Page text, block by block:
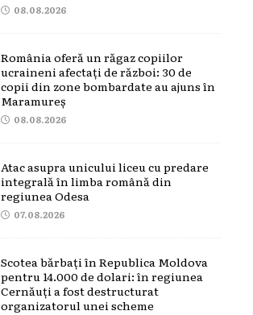
08.08.2026
România oferă un răgaz copiilor
ucraineni afectați de război: 30 de
copii din zone bombardate au ajuns în
Maramureș
08.08.2026
Atac asupra unicului liceu cu predare
integrală în limba română din
regiunea Odesa
07.08.2026
Scotea bărbați în Republica Moldova
pentru 14.000 de dolari: în regiunea
Cernăuți a fost destructurat
organizatorul unei scheme